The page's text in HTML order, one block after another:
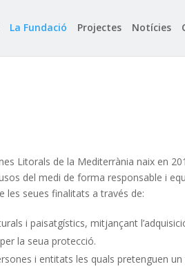
La Fundació Projectes Notícies
Litorals de la Mediterrània naix en
del medi de forma responsable i
les seues finalitats a través de:
i paisatgístics, mitjançant
la seua protecció.
i entitats les quals pretenguen